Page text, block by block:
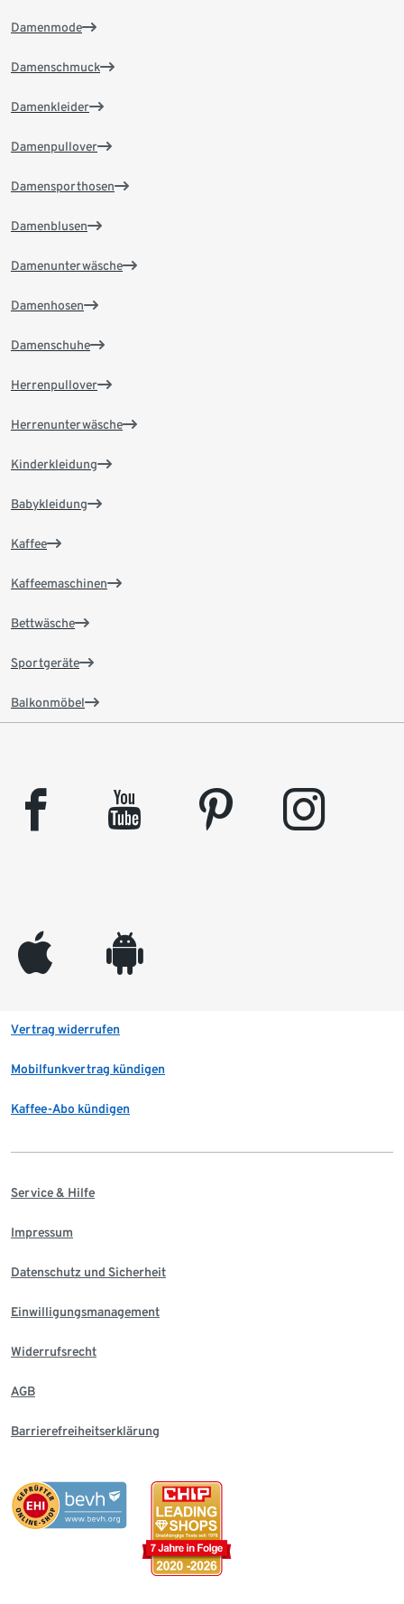
Damenmode
Damenschmuck
Damenkleider
Damenpullover
Damensporthosen
Damenblusen
Damenunterwäsche
Damenhosen
Damenschuhe
Herrenpullover
Herrenunterwäsche
Kinderkleidung
Babykleidung
Kaffee
Kaffeemaschinen
Bettwäsche
Sportgeräte
Balkonmöbel
facebook youtube pinterest instagram
appleinc android
Vertrag widerrufen
Mobilfunkvertrag kündigen
Kaffee-Abo kündigen
Service & Hilfe
Impressum
Datenschutz und Sicherheit
Einwilligungsmanagement
Widerrufsrecht
AGB
Barrierefreiheitserklärung